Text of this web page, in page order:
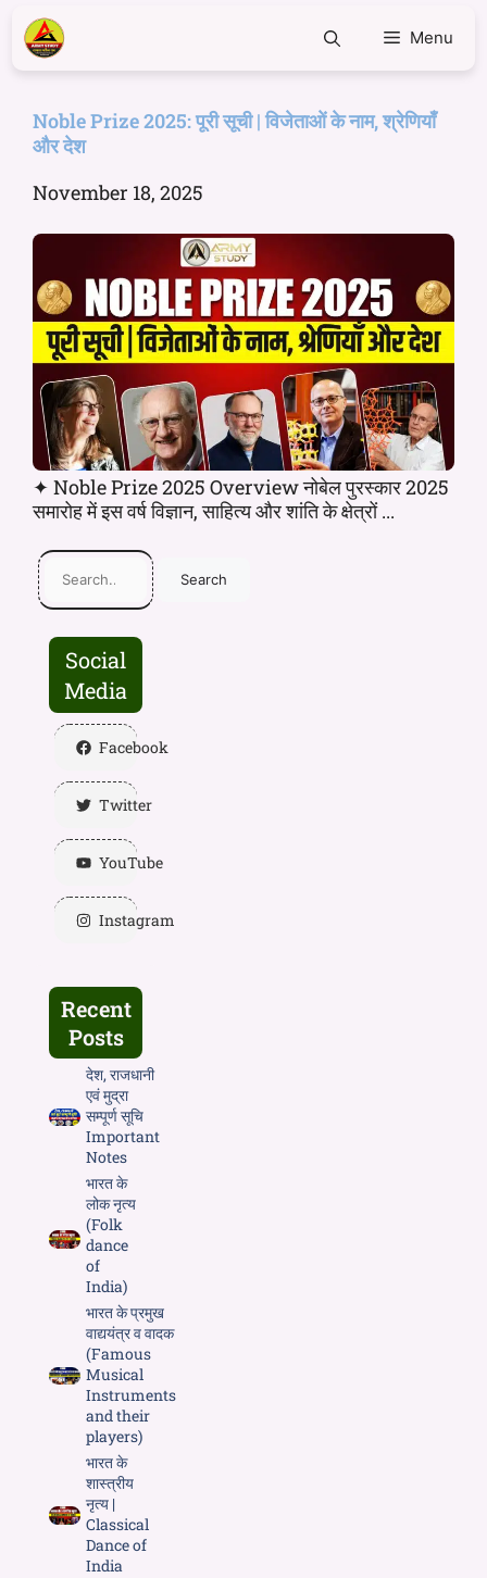
Menu
Noble Prize 2025: पूरी सूची | विजेताओं के नाम, श्रेणियाँ
और देश
November 18, 2025
✦ Noble Prize 2025 Overview नोबेल पुरस्कार 2025
समारोह में इस वर्ष विज्ञान, साहित्य और शांति के क्षेत्रों ...
Search
Social
Media
Facebook
Twitter
YouTube
Instagram
Recent
Posts
देश, राजधानी
एवं मुद्रा
सम्पूर्ण सूचि
Important
Notes
भारत के
लोक नृत्य
(Folk
dance
of
India)
भारत के प्रमुख
वाद्ययंत्र व वादक
(Famous
Musical
Instruments
and their
players)
भारत के
शास्त्रीय
नृत्य |
Classical
Dance of
India